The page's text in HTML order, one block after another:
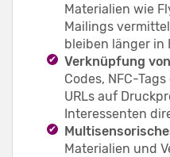
Materialien wie
Mailings
bleiben länger in
Verknüpfung
Codes, NFC-
URLs auf
Interessenten
Materialien und